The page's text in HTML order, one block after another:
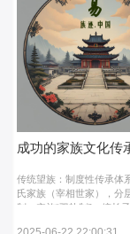
姓文化在青少年中的普及
以孝道为根基，融合建筑
成就、迁徙历史与哲学思
祠、堂号、族谱等载体跨
续，至今仍活跃于地方文
族仪式之中。
成功的家族文化传
分享
传统望族：制度性传承体
氏家族（宰相世家）‌，分
制‌：实施“双轨制”，嫡长